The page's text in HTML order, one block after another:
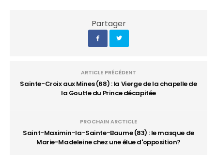
Partager
ARTICLE PRÉCÉDENT
Sainte-Croix aux Mines (68) : la Vierge de la chapelle de
la Goutte du Prince décapitée
PROCHAIN ARCTICLE
Saint-Maximin-la-Sainte-Baume (83) : le masque de
Marie-Madeleine chez une élue d'opposition?